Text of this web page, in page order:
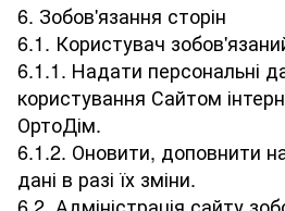
6. Зобов'язання сторін
6.1. Користувач
6.1.1. Надати персональні
користування Сайтом
ОртоДім.
6.1.2. Оновити, доповнити
дані в разі їх зміни.